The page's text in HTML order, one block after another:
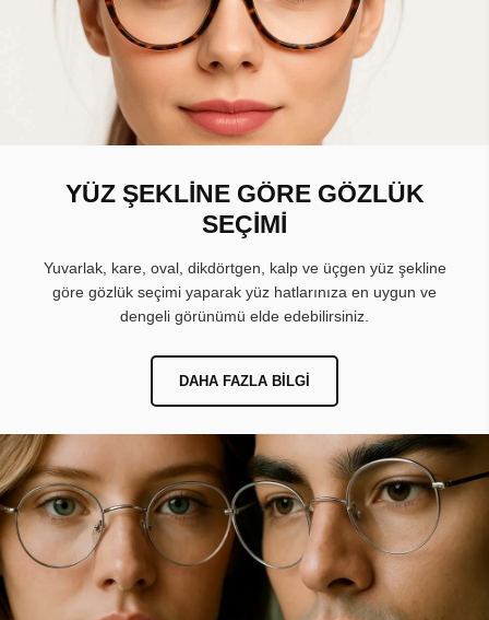
YÜZ ŞEKLİNE GÖRE GÖZLÜK
SEÇİMİ
Yuvarlak, kare, oval, dikdörtgen, kalp ve üçgen yüz şekline
göre gözlük seçimi yaparak yüz hatlarınıza en uygun ve
dengeli görünümü elde edebilirsiniz.
DAHA FAZLA BILGI